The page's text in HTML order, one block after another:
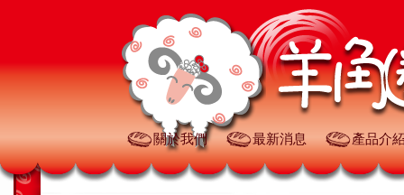
關於我們 最新消息 產品介